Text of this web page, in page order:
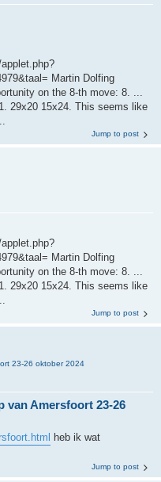
Martin Dolfing
on the 8-th move: 8. ...
29x20 15x24. This seems like
Jump to post
Martin Dolfing
on the 8-th move: 8. ...
29x20 15x24. This seems like
Jump to post
23-26 oktober 2024
van Amersfoort 23-26
heb ik wat
Jump to post